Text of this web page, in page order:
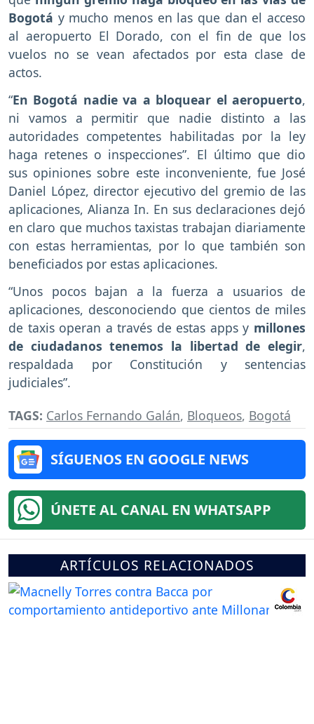
Bogotá y mucho menos en las que dan el acceso
al aeropuerto El Dorado, con el fin de que los
vuelos no se vean afectados por esta clase de
actos.
“En Bogotá nadie va a bloquear el aeropuerto,
ni vamos a permitir que nadie distinto a las
autoridades competentes habilitadas por la ley
haga retenes o inspecciones”. El último que dio
sus opiniones sobre este inconveniente, fue José
Daniel López, director ejecutivo del gremio de las
aplicaciones, Alianza In. En sus declaraciones dejó
en claro que muchos taxistas trabajan diariamente
con estas herramientas, por lo que también son
beneficiados por estas aplicaciones.
“Unos pocos bajan a la fuerza a usuarios de
aplicaciones, desconociendo que cientos de miles
de taxis operan a través de estas apps y millones
de ciudadanos tenemos la libertad de elegir,
respaldada por Constitución y sentencias
judiciales”.
TAGS: Carlos Fernando Galán, Bloqueos, Bogotá
SÍGUENOS EN GOOGLE NEWS
ÚNETE AL CANAL EN WHATSAPP
ARTÍCULOS RELACIONADOS